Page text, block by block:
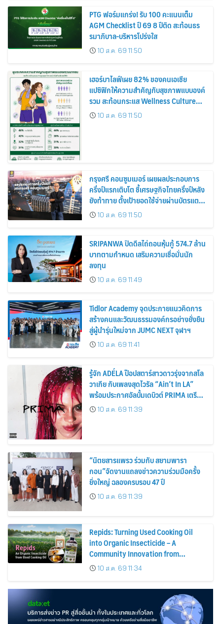
PTG ฟอร์มแกร่ง! รับ 100 คะแนนเต็ม
AGM Checklist ปี 69 8 ปีติด สะท้อนธร
รมาภิบาล-บริหารโปร่งใส
10 ส.ค. 69 11:50
เฮอร์บาไลฟ์เผย 82% ของคนเอเชีย
แปซิฟิกให้ความสำคัญกับสุขภาพแบบองค์
รวม สะท้อนกระแส Wellness Culture
เติบโตต่อเนื่อง
10 ส.ค. 69 11:50
กรุงศรี คอนซูมเมอร์ เผยผลประกอบการ
ครึ่งปีแรกเติบโต ชี้เศรษฐกิจไทยครึ่งปีหลัง
ยังท้าทาย ตั้งเป้ายอดใช้จ่ายผ่านบัตรแตะ
420,000 ล้านบาท
10 ส.ค. 69 11:50
SRIPANWA ปิดดีลไถ่ถอนหุ้นกู้ 574.7 ล้าน
บาทตามกำหนด เสริมความเชื่อมั่นนัก
ลงทุน
10 ส.ค. 69 11:49
Tidlor Academy จุดประกายแนวคิดการ
สร้างคนและวัฒนธรรมองค์กรอย่างยั่งยืน
สู่ผู้นำรุ่นใหม่จาก JUMC NEXT จุฬาฯ
10 ส.ค. 69 11:41
รู้จัก ADÉLA ป๊อปสตาร์สาวดาวรุ่งจากสโล
วาเกีย กับเพลงสุดไวรัล “Ain’t In LA”
พร้อมประกาศอัลบั้มเดบิวต์ PRIMA เตรียม
ปล่อย 4 ก.ย. นี้
10 ส.ค. 69 11:39
“นิตยสารแพรว ร่วมกับ สยามพารา
กอน”จัดงานแถลงข่าวความร่วมมือครั้ง
ยิ่งใหญ่ ฉลองครบรอบ 47 ปี
10 ส.ค. 69 11:39
Repids: Turning Used Cooking Oil
into Organic Insecticide – A
Community Innovation from
Chulalongkorn University
10 ส.ค. 69 11:34